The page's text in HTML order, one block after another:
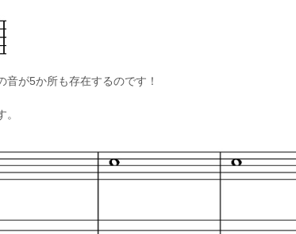
が5か所も存在するのです！